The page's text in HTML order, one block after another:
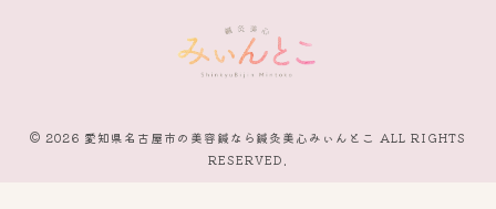
© 2026 愛知県名古屋市の美容鍼なら鍼灸美心みぃんとこ ALL RIGHTS
RESERVED.